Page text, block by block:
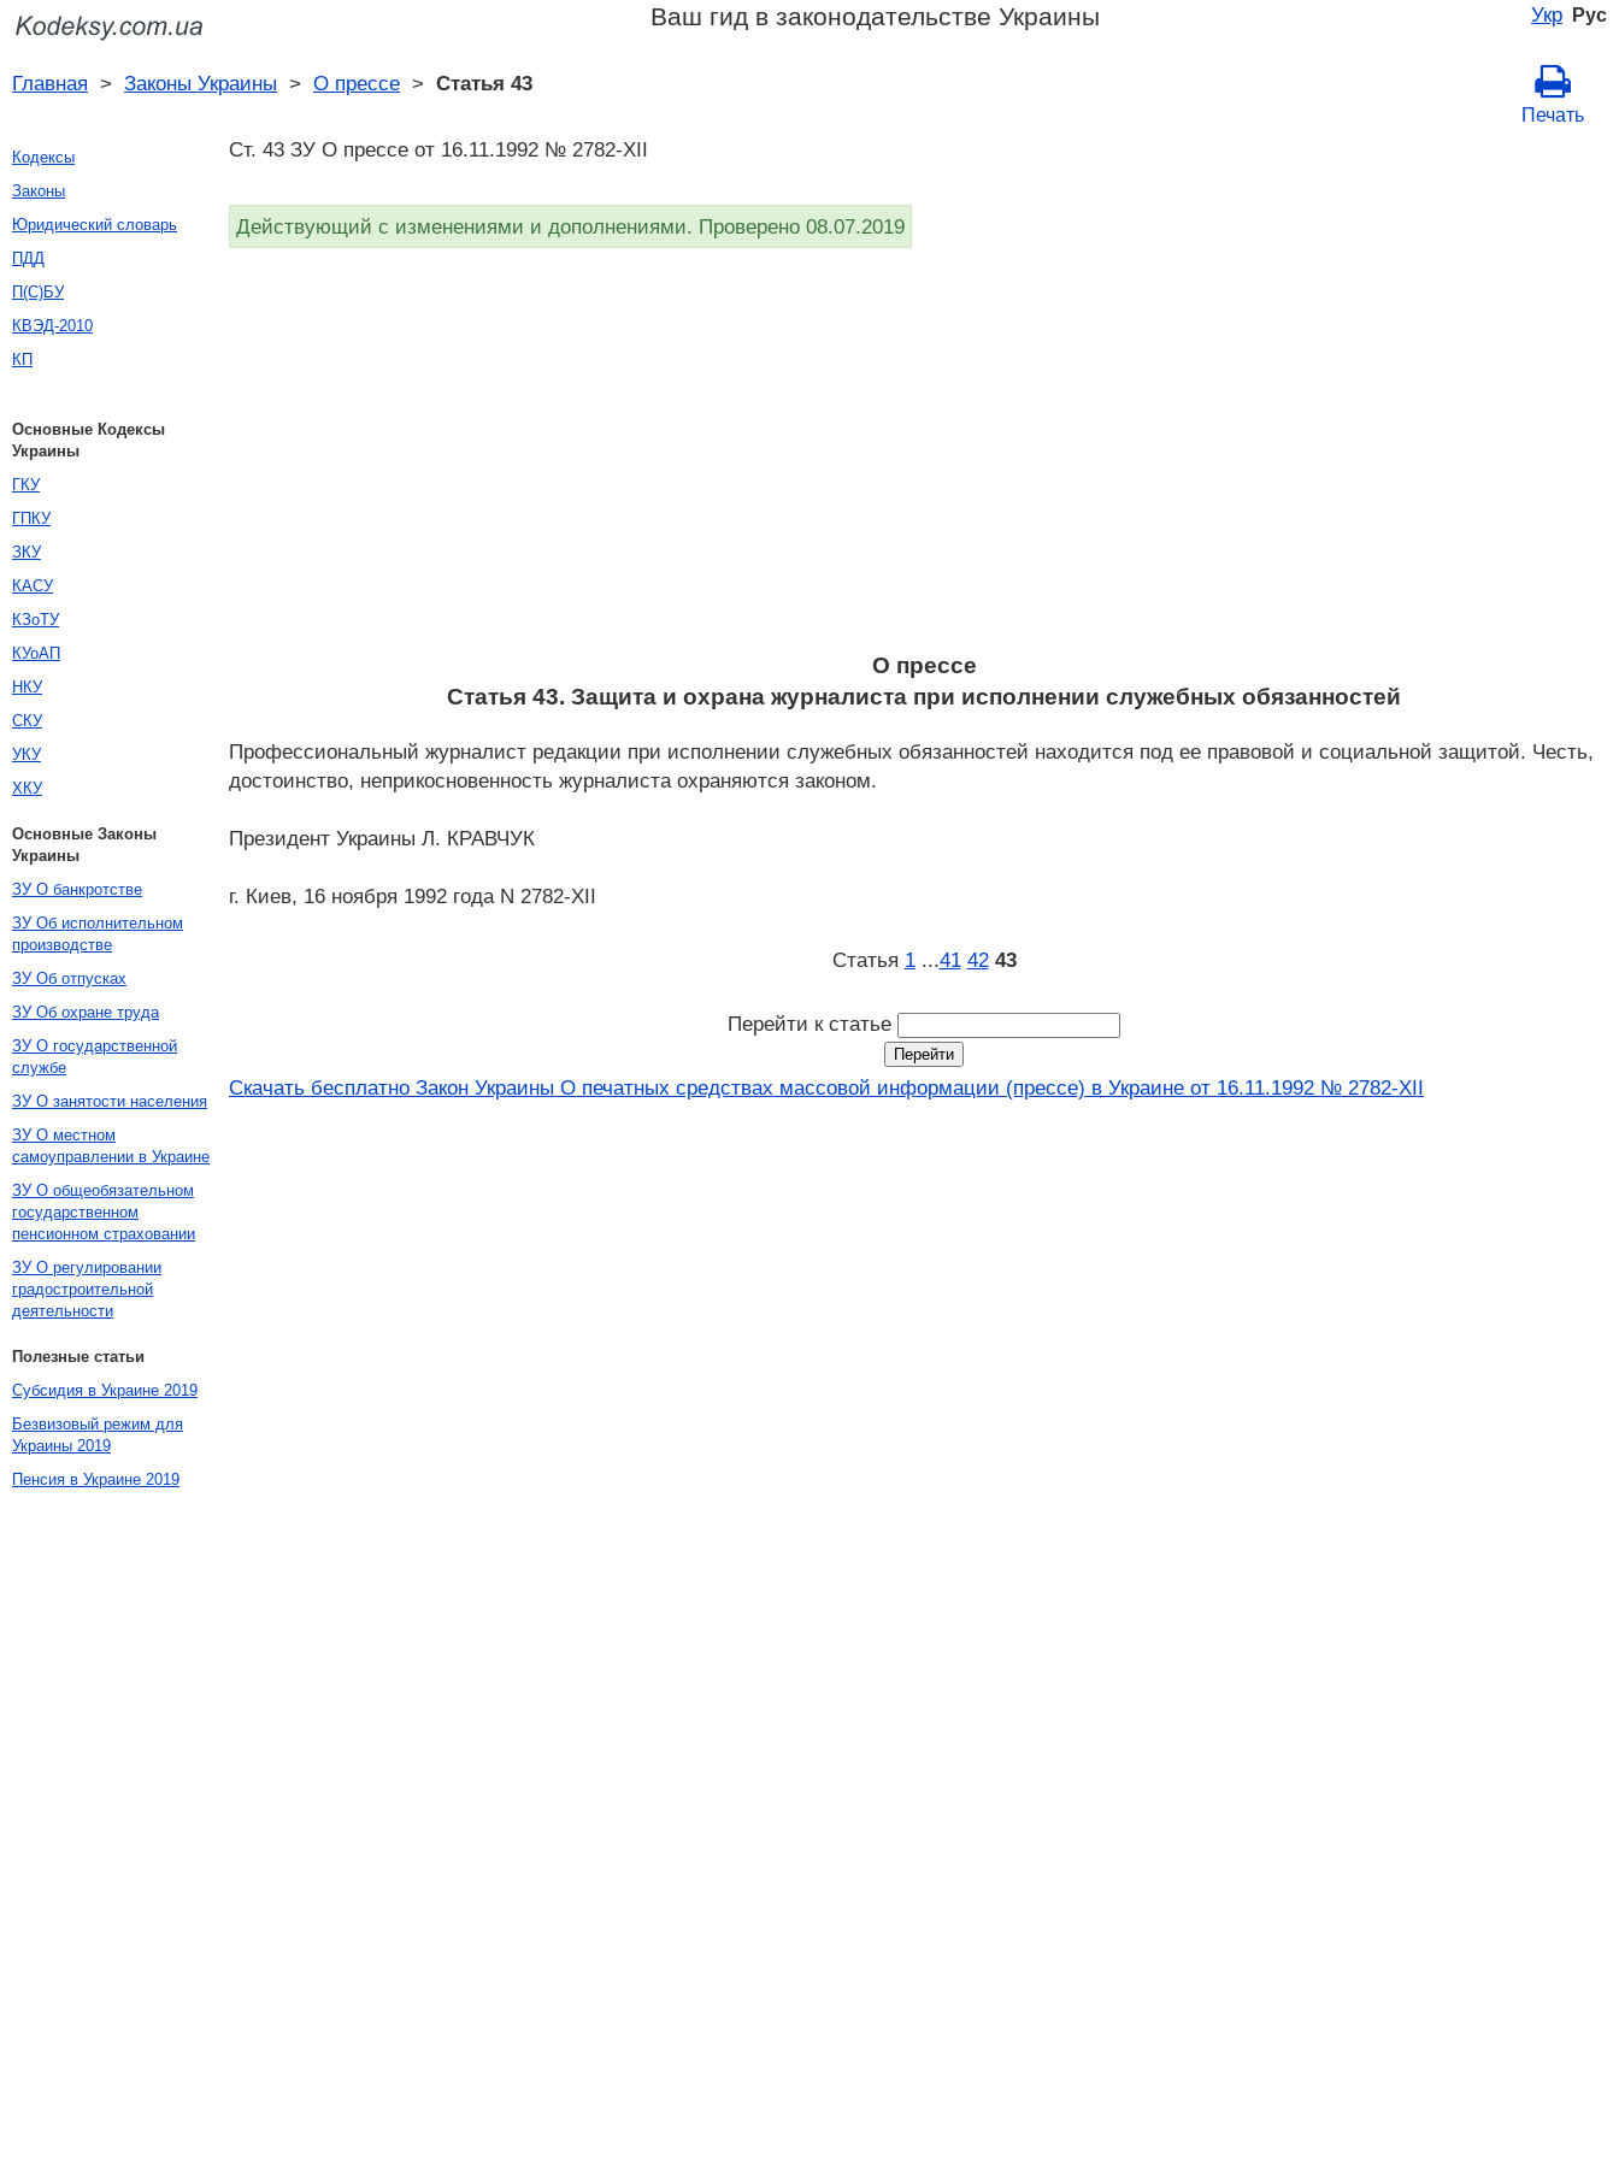
Укр Рус
Ваш гид в законодательстве Украины
Главная > Законы Украины > О прессе > Статья 43
Печать
Ст. 43 ЗУ О прессе от 16.11.1992 № 2782-XII
Действующий с изменениями и дополнениями. Проверено 08.07.2019
О прессе
Статья 43. Защита и охрана журналиста при исполнении служебных обязанностей
Профессиональный журналист редакции при исполнении служебных обязанностей находится под ее правовой и социальной защитой. Честь,
достоинство, неприкосновенность журналиста охраняются законом.
Президент Украины Л. КРАВЧУК
г. Киев, 16 ноября 1992 года N 2782-XII
Статья 1 ...41 42 43
Перейти к статье
Скачать бесплатно Закон Украины О печатных средствах массовой информации (прессе) в Украине от 16.11.1992 № 2782-XII
Кодексы
Законы
Юридический словарь
ПДД
П(С)БУ
КВЭД-2010
КП
Основные Кодексы
Украины
ГКУ
ГПКУ
ЗКУ
КАСУ
КЗоТУ
КУоАП
НКУ
СКУ
УКУ
ХКУ
Основные Законы
Украины
ЗУ О банкротстве
ЗУ Об исполнительном
производстве
ЗУ Об отпусках
ЗУ Об охране труда
ЗУ О государственной
службе
ЗУ О занятости населения
ЗУ О местном
самоуправлении в Украине
ЗУ О общеобязательном
государственном
пенсионном страховании
ЗУ О регулировании
градостроительной
деятельности
Полезные статьи
Субсидия в Украине 2019
Безвизовый режим для
Украины 2019
Пенсия в Украине 2019